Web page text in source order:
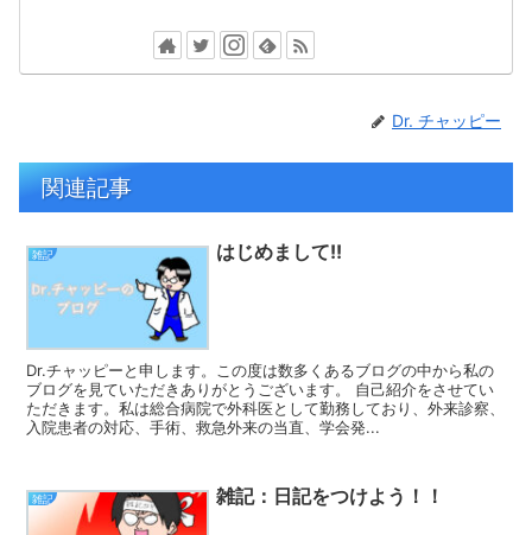
Dr. チャッピー
関連記事
雑記 はじめまして!!
Dr.チャッピーと申します。この度は数多くあるブログの中から私の
ブログを見ていただきありがとうございます。 自己紹介をさせてい
ただきます。私は総合病院で外科医として勤務しており、外来診察、
入院患者の対応、手術、救急外来の当直、学会発...
雑記 雑記：日記をつけよう！！